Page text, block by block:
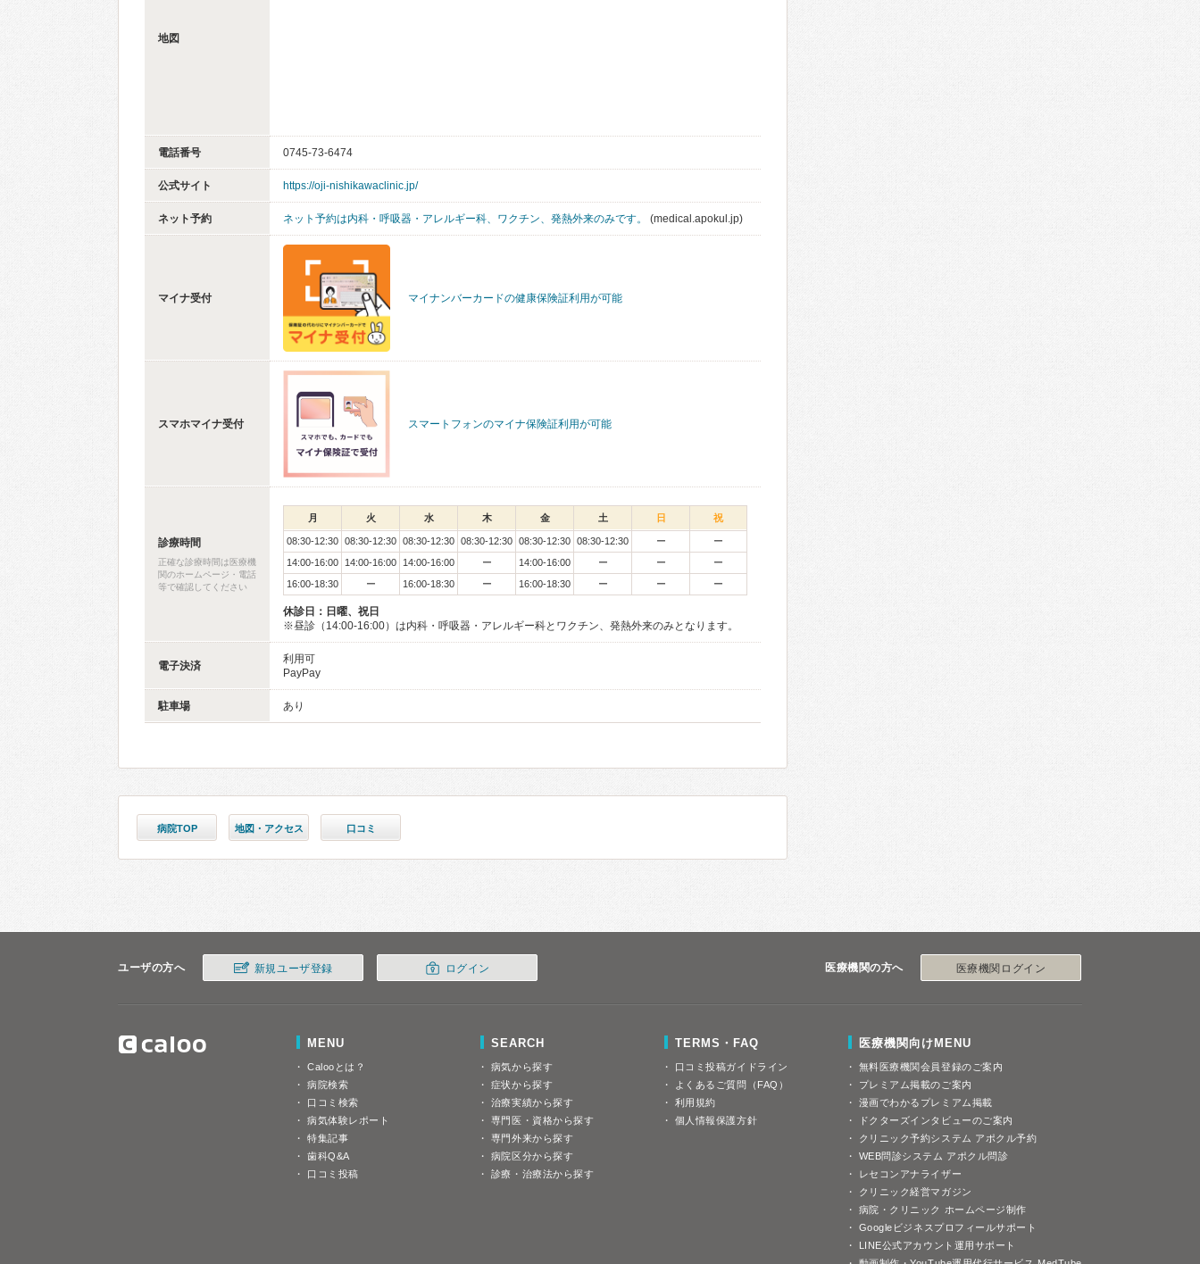
地図
電話番号 0745-73-6474
公式サイト https://oji-nishikawaclinic.jp/
ネット予約 ネット予約は内科・呼吸器・アレルギー科、ワクチン、発熱外来のみです。 (medical.apokul.jp)
マイナ受付 マイナンバーカードの健康保険証利用が可能
スマホマイナ受付 スマートフォンのマイナ保険証利用が可能
診療時間
正確な診療時間は医療機
関のホームページ・電話
等で確認してください
月 火 水 木 金 土 日 祝
08:30-12:30 08:30-12:30 08:30-12:30 08:30-12:30 08:30-12:30 08:30-12:30 ー
ー
14:00-16:00
14:00-16:00 14:00-16:00 ー 14:00-16:00 ー ー
ー
16:00-18:30
ー 16:00-18:30 ー 16:00-18:30 ー ー ー
休診日：日曜、祝日
※昼診（14:00-16:00）は内科・呼吸器・アレルギー科とワクチン、発熱外来のみとなります。
電子決済
利用可
PayPay
駐車場 あり
病院TOP 地図・アクセス 口コミ
ユーザの方へ 新規ユーザ登録 ログイン 医療機関の方へ 医療機関ログイン
MENU
Calooとは？
病院検索
口コミ検索
病気体験レポート
特集記事
歯科Q&A
口コミ投稿
SEARCH
病気から探す
症状から探す
治療実績から探す
専門医・資格から探す
専門外来から探す
病院区分から探す
診療・治療法から探す
TERMS・FAQ
口コミ投稿ガイドライン
よくあるご質問（FAQ）
利用規約
個人情報保護方針
医療機関向けMENU
無料医療機関会員登録のご案内
プレミアム掲載のご案内
漫画でわかるプレミアム掲載
ドクターズインタビューのご案内
クリニック予約システム アポクル予約
WEB問診システム アポクル問診
レセコンアナライザー
クリニック経営マガジン
病院・クリニック ホームページ制作
Googleビジネスプロフィールサポート
LINE公式アカウント運用サポート